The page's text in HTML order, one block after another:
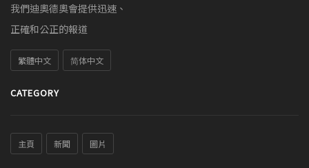
我們迪奧德奧會提供迅速、
正確和公正的報道
繁體中文 简体中文
CATEGORY
主頁 新聞 圖片